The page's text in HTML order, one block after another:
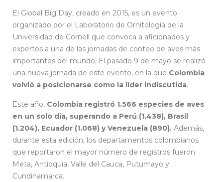
El Global Big Day, creado en 2015, es un evento
organizado por el Laboratorio de Ornitología de la
Universidad de Cornell que convoca a aficionados y
expertos a una de las jornadas de conteo de aves más
importantes del mundo. El pasado 9 de mayo se realizó
una nueva jornada de este evento, en la que Colombia
volvió a posicionarse como la líder indiscutida.
Este año, Colombia registró 1.566 especies de aves
en un solo día, superando a Perú (1.438), Brasil
(1.204), Ecuador (1.068) y Venezuela (890). Además,
durante esta edición, los departamentos colombianos
que reportaron el mayor número de registros fueron
Meta, Antioquia, Valle del Cauca, Putumayo y
Cundinamarca.